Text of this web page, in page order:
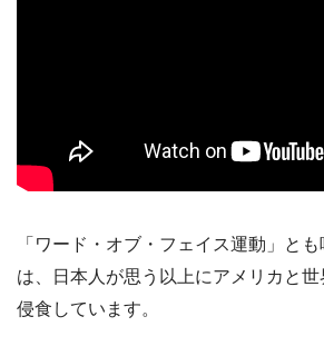
「ワード・オブ・フェイス運動」と
は、日本人が思う以上にアメリカと
侵食しています。